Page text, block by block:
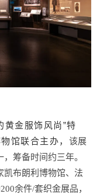
金服饰风尚”特
馆联合主办， 该展
筹备时间约三年。
凯布朗利博物馆、法
余件/套织金展品，